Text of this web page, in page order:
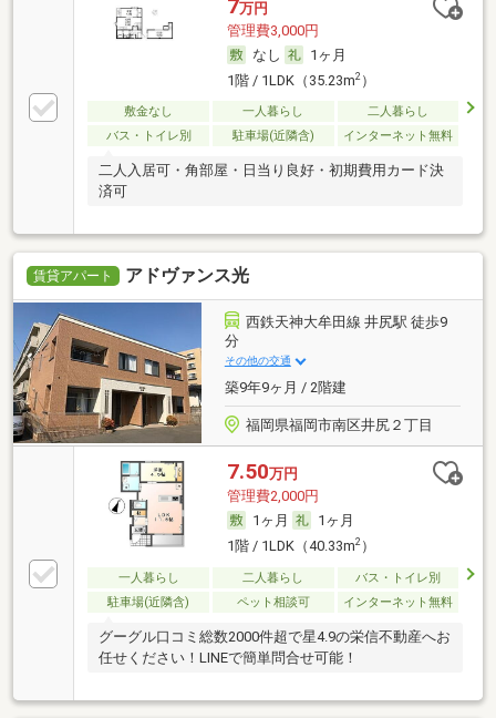
7万円
管理費3,000円
なし
1ヶ月
1階 / 1LDK（35.23m2）
敷金なし 一人暮らし
二人暮らし
バス・トイレ別
駐車場(近隣含) インターネット無料
二人入居可・角部屋・日当り良好・初期費用カード決
済可
賃貸アパート アドヴァンス光
西鉄天神大牟田線 井尻駅 徒歩9
分
その他の交通
築9年9ヶ月 / 2階建
福岡県福岡市南区井尻２丁目
7.50万円
管理費2,000円
1ヶ月
1ヶ月
1階 / 1LDK（40.33m2）
一人暮らし 二人暮らし
バス・トイレ別
駐車場(近隣含)
ペット相談可 インターネット無料
グーグル口コミ総数2000件超で星4.9の栄信不動産へお
任せください！LINEで簡単問合せ可能！